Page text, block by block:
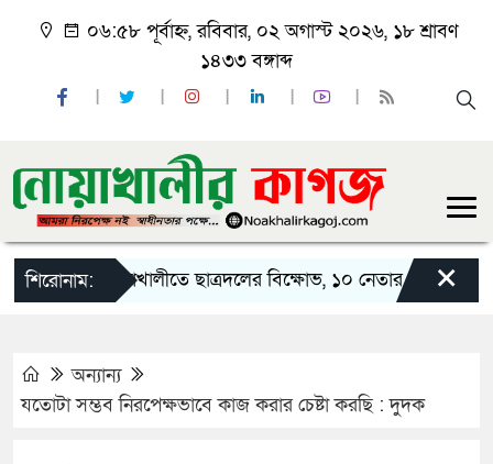
০৬:৫৮ পূর্বাহ্ন, রবিবার, ০২ অগাস্ট ২০২৬, ১৮ শ্রাবণ
১৪৩৩ বঙ্গাব্দ
শিরোনাম:নোয়াখালীতে ছাত্রদলের বিক্ষোভ, ১০ নেতার পদত্যাগ ×
অন্যান্য
যতোটা সম্ভব নিরপেক্ষভাবে কাজ করার চেষ্টা করছি : দুদক